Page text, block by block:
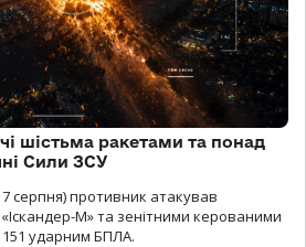
шістьма ракетами та понад
Сили ЗСУ
7 серпня) противник атакував
М» та зенітними керованими
ударним БПЛА.